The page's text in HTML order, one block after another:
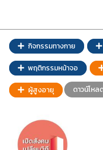
กิจกรรมทางกาย
พฤติกรรมหน้าจอ
ผู้สูงอายุ ดาวน์โหล